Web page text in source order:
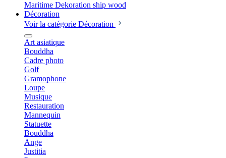
Décoration
Voir la catégorie Décoration
Art asiatique
Bouddha
Cadre photo
Golf
Gramophone
Loupe
Musique
Restauration
Mannequin
Statuette
Bouddha
Ange
Justitia